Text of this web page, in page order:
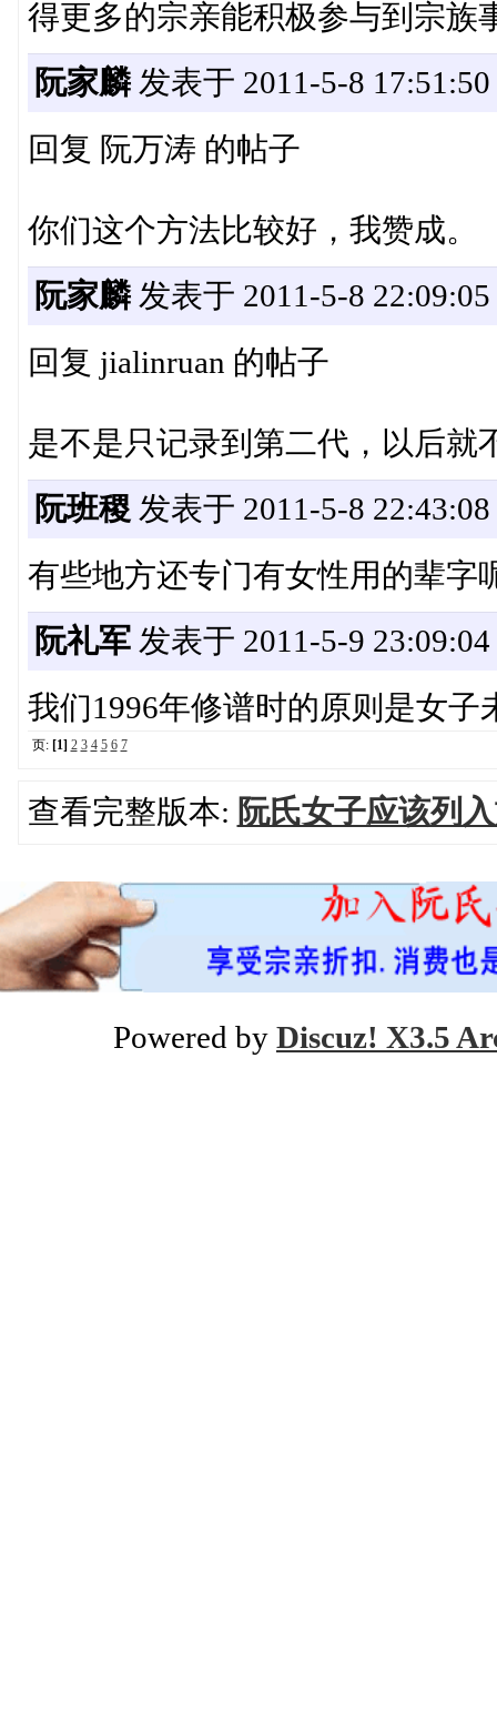
得更多的宗亲能积极参与到宗族
阮家麟发表于 2011-5-8 17:51:50
回复 阮万涛 的帖子
你们这个方法比较好，我赞成。
阮家麟发表于 2011-5-8 22:09:05
回复 jialinruan 的帖子
是不是只记录到第二代，以后就
阮班稷 发表于 2011-5-8 22:43:08
有些地方还专门有女性用的辈字
阮礼军发表于 2011-5-9 23:09:04
我们1996年修谱时的原则是女
页: [1] 2 3 4 5 6 7
查看完整版本: 阮氏女子应该列
Powered by Discuz! X3.5